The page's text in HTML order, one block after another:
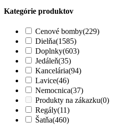
Kategórie produktov
Cenové bomby(229)
Dielňa(1585)
Doplnky(603)
Jedáleň(35)
Kancelária(94)
Lavice(46)
Nemocnica(37)
Produkty na zákazku(0)
Regály(11)
Šatňa(460)